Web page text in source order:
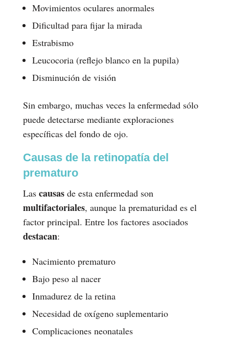
Movimientos oculares anormales
Dificultad para fijar la mirada
Estrabismo
Leucocoria (reflejo blanco en la pupila)
Disminución de visión
Sin embargo, muchas veces la enfermedad sólo
puede detectarse mediante exploraciones
específicas del fondo de ojo.
Causas de la retinopatía del
prematuro
Las causas de esta enfermedad son
multifactoriales, aunque la prematuridad es el
factor principal. Entre los factores asociados
destacan:
Nacimiento prematuro
Bajo peso al nacer
Inmadurez de la retina
Necesidad de oxígeno suplementario
Complicaciones neonatales